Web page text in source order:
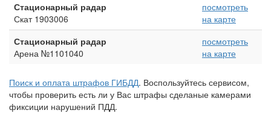
Стационарный радар
Скат 1903006
посмотреть
на карте
Стационарный радар
Арена №1101040
посмотреть
на карте
Поиск и оплата штрафов ГИБДД. Воспользуйтесь сервисом,
чтобы проверить есть ли у Вас штрафы сделаные камерами
фиксиции нарушений ПДД.